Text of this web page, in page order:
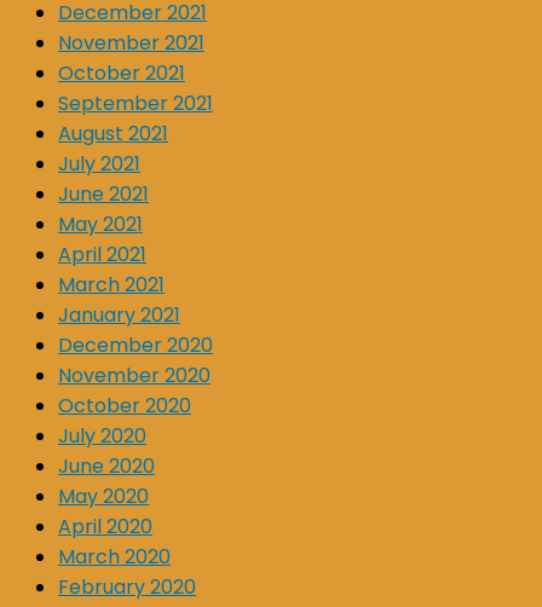
December 2021
November 2021
October 2021
September 2021
August 2021
July 2021
June 2021
May 2021
April 2021
March 2021
January 2021
December 2020
November 2020
October 2020
July 2020
June 2020
May 2020
April 2020
March 2020
February 2020